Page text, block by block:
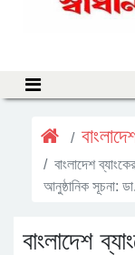
বাংলাদেশ
আনুষ্ঠানিক সূচনা:
বাংলাদেশ